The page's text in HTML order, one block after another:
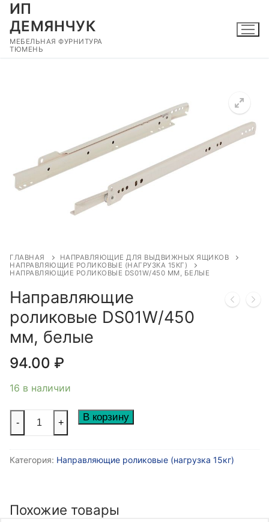
Перейти
содержимому
ИП
ДЕМЯНЧУК
МЕБЕЛЬНАЯ ФУРНИТУРА
ТЮМЕНЬ
🔍
ГЛАВНАЯ
НАПРАВЛЯЮЩИЕ ДЛЯ ВЫДВИЖНЫХ ЯЩИКОВ
НАПРАВЛЯЮЩИЕ РОЛИКОВЫЕ (НАГРУЗКА 15КГ)
НАПРАВЛЯЮЩИЕ РОЛИКОВЫЕ DS01W/450 ММ, БЕЛЫЕ
Направляющие
роликовые DS01W/450
мм, белые
94.00 ₽
16 в наличии
Количество
товара
роликовые
белые
- + В корзину
Категория: Направляющие роликовые (нагрузка 15кг)
Похожие товары